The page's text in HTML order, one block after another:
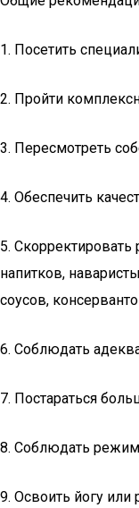
1. Посетить
2. Пройти
3. Пересмотреть
4. Обеспечить
5. Скорректировать
напитков,
соусов,
6. Соблюдать
7. Постараться
8. Соблюдать режим
9. Освоить йогу